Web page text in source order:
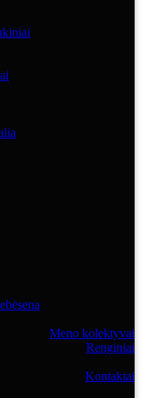
Meno kolektyvai
Renginiai
Kontaktai